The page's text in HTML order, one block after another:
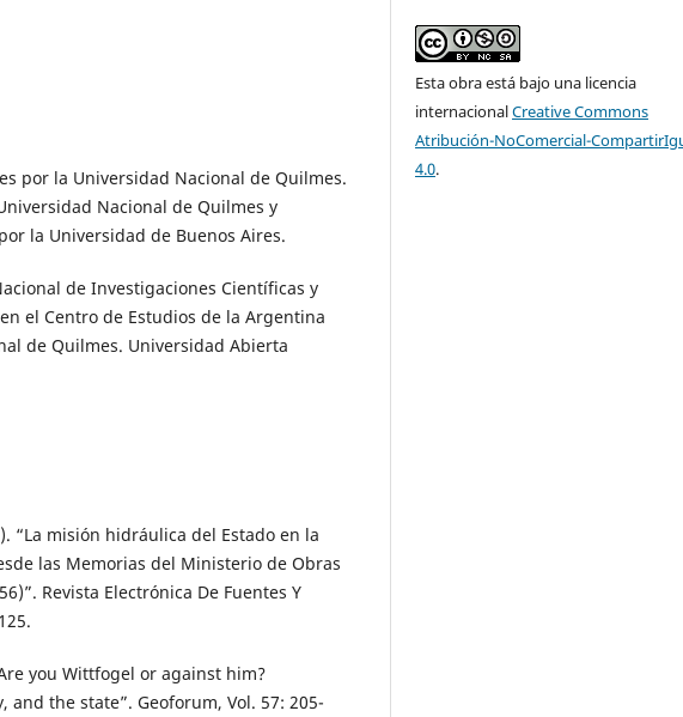
por la Universidad Nacional de Quilmes.
Nacional de Quilmes y
la Universidad de Buenos Aires.
de Investigaciones Científicas y
el Centro de Estudios de la Argentina
de Quilmes. Universidad Abierta
“La misión hidráulica del Estado en la
las Memorias del Ministerio de Obras
Revista Electrónica De Fuentes Y
you Wittfogel or against him?
and the state”. Geoforum, Vol. 57: 205-
Esta obra está bajo una licencia
internacionalCreative Commons
Atribución-NoComercial-
4.0.